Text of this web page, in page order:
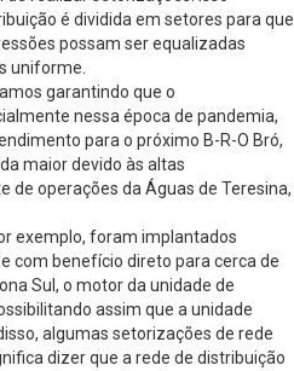
é dividida em setores para que
possam ser equalizadas
uniforme.
garantindo que o
nessa época de pandemia,
para o próximo B-R-O Bró,
maior devido às altas
de operações da Águas de Teresina,
exemplo, foram implantados
com benefício direto para cerca de
Sul, o motor da unidade de
assim que a unidade
algumas setorizações de rede
dizer que a rede de distribuição